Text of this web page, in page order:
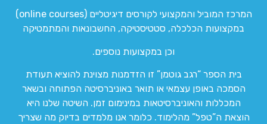
המרכז המוביל והמקצועי לקורסים דיגיטליים (online courses)
במקצועות הכלכלה, סטטיסטיקה, החשבונאות והמתמטיקה
וכן במקצועות נוספים.
בית הספר “רגב גוטמן” זו הזדמנות מצוינת להוציא תעודת
הסמכה באופן עצמאי או תואר באוניברסיטה הפתוחה ובשאר
המכללות והאוניברסיטאות במינימום זמן. השיטה שלנו היא
הוצאת ה”טפל” מהלימוד. כלומר אנו מלמדים בדיוק מה שצריך